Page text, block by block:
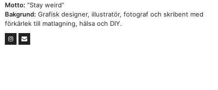
Motto: ”Stay weird”
Bakgrund: Grafisk designer, illustratör, fotograf och skribent med
förkärlek till matlagning, hälsa och DIY.